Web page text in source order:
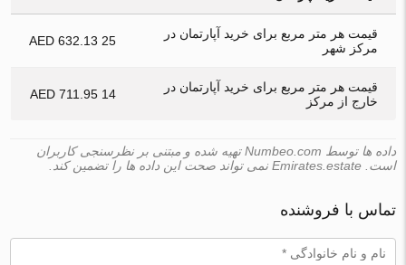
قیمت هر متر مربع برای خرید آپارتمان در
مرکز شهر
25 632.13 AED
قیمت هر متر مربع برای خرید آپارتمان در
خارج از مرکز
14 711.95 AED
داده ها توسط Numbeo.com تهیه شده و مبتنی بر نظرسنجی کاربران
است. Emirates.estate نمی تواند صحت این داده ها را تضمین کند.
تماس با فروشنده